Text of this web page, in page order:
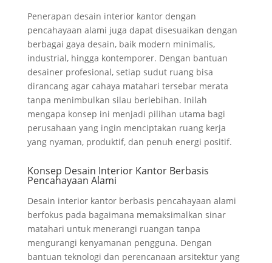
Penerapan desain interior kantor dengan
pencahayaan alami juga dapat disesuaikan dengan
berbagai gaya desain, baik modern minimalis,
industrial, hingga kontemporer. Dengan bantuan
desainer profesional, setiap sudut ruang bisa
dirancang agar cahaya matahari tersebar merata
tanpa menimbulkan silau berlebihan. Inilah
mengapa konsep ini menjadi pilihan utama bagi
perusahaan yang ingin menciptakan ruang kerja
yang nyaman, produktif, dan penuh energi positif.
Konsep Desain Interior Kantor Berbasis
Pencahayaan Alami
Desain interior kantor berbasis pencahayaan alami
berfokus pada bagaimana memaksimalkan sinar
matahari untuk menerangi ruangan tanpa
mengurangi kenyamanan pengguna. Dengan
bantuan teknologi dan perencanaan arsitektur yang